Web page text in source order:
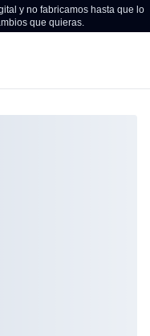
y no fabricamos hasta que lo
que quieras.